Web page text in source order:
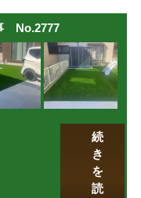
No.2777
続
き
を
読